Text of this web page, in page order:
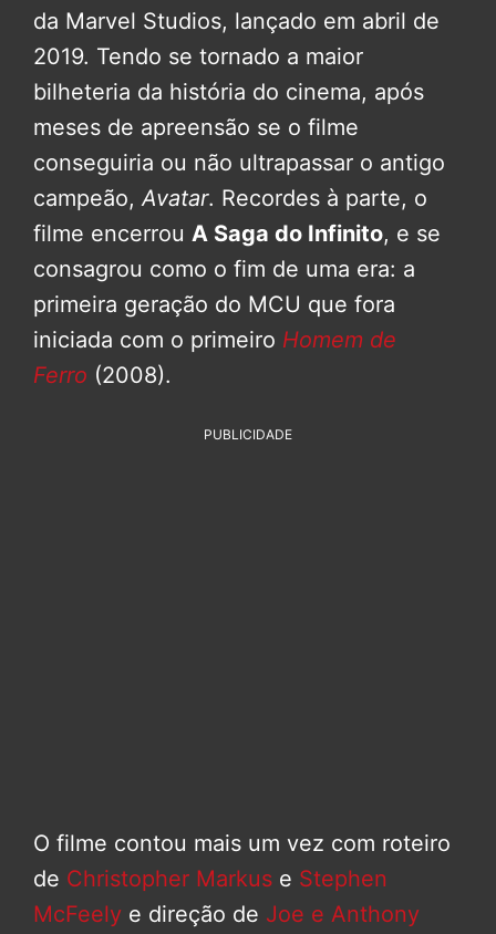
da Marvel Studios, lançado em abril de
2019. Tendo se tornado a maior
bilheteria da história do cinema, após
meses de apreensão se o filme
conseguiria ou não ultrapassar o antigo
campeão,Avatar. Recordes à parte, o
filme encerrou A Saga do Infinito, e se
consagrou como o fim de uma era: a
primeira geração do MCU que fora
iniciada com o primeiro Homem de
Ferro (2008).
PUBLICIDADE
O filme contou mais um vez com roteiro
de Christopher Markus e Stephen
McFeely e direção de Joe e Anthony